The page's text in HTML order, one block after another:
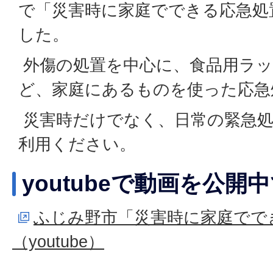
で「災害時に家庭でできる応急
した。
外傷の処置を中心に、食品用ラ
ど、家庭にあるものを使った応
災害時だけでなく、日常の緊急
利用ください。
youtubeで動画を公開
ふじみ野市「災害時に家庭で
（youtube）